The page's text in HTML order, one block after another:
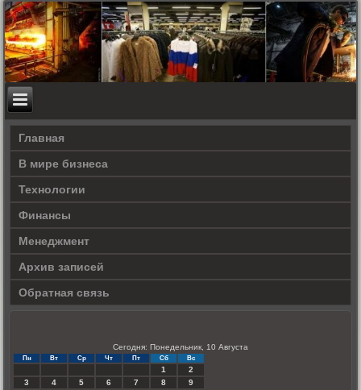
Главная
В мире бизнеса
Технологии
Финансы
Менеджмент
Архив записей
Обратная связь
Сегодня: Понедельник, 10 Августа
Пн Вт Ср Чт Пт Сб Вс
1
2
3
4 5 6 7 8
9